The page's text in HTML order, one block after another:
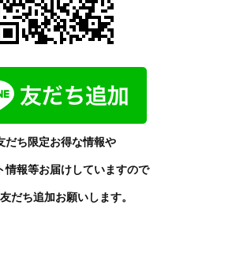
だち限定お得な情報や
情報等お届けしていますので
だち追加お願いします。